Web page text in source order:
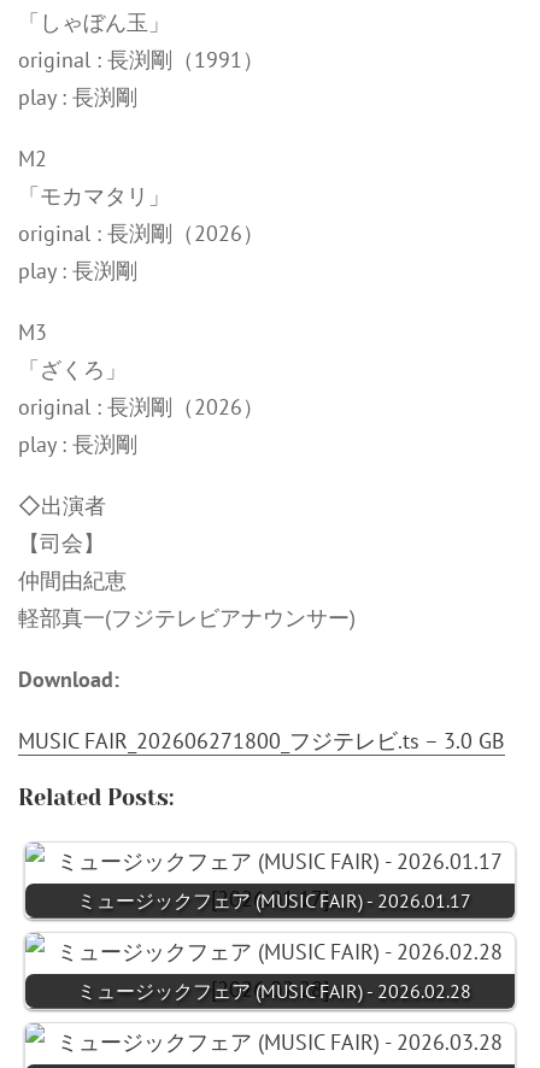
「しゃぼん玉」
original : 長渕剛（1991）
play : 長渕剛
M2
「モカマタリ」
original : 長渕剛（2026）
play : 長渕剛
M3
「ざくろ」
original : 長渕剛（2026）
play : 長渕剛
◇出演者
【司会】
仲間由紀恵
軽部真一(フジテレビアナウンサー)
Download:
MUSIC FAIR_202606271800_フジテレビ.ts – 3.0 GB
Related Posts:
ミュージックフェア (MUSIC FAIR) - 2026.01.17
ミュージックフェア (MUSIC FAIR) - 2026.02.28